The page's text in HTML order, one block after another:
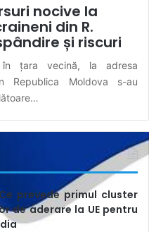
nocive la
din R.
și riscuri
în țara vecină, la adresa
Republica Moldova s-au
prevede primul cluster
de aderare la UE pentru